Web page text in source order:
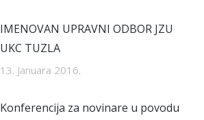
IMENOVAN UPRAVNI ODBOR JZU
UKC TUZLA
13. Januara 2016.
Konferencija za novinare u povodu